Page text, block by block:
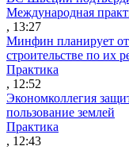
Международная
, 13:27
Минфин планирует
строительстве по их
Практика
, 12:52
Экономколлегия
пользование землей
Практика
, 12:43